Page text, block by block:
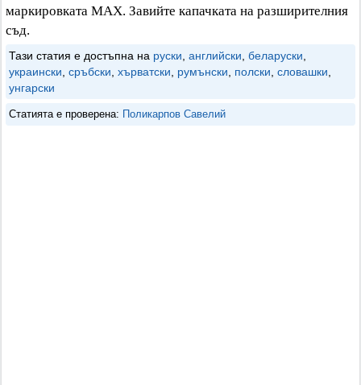
маркировката MAX. Завийте капачката на разширителния
съд.
Тази статия е достъпна на руски английски беларуски
украински сръбски хърватски румънски полски словашки
унгарски
Статията е проверена: Поликарпов Савелий